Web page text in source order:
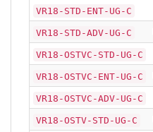
VR18-STD-ENT-UG-C
VR18-STD-ADV-UG-C
VR18-OSTVC-STD-UG-C
VR18-OSTVC-ENT-UG-C
VR18-OSTVC-ADV-UG-C
VR18-OSTV-STD-UG-C